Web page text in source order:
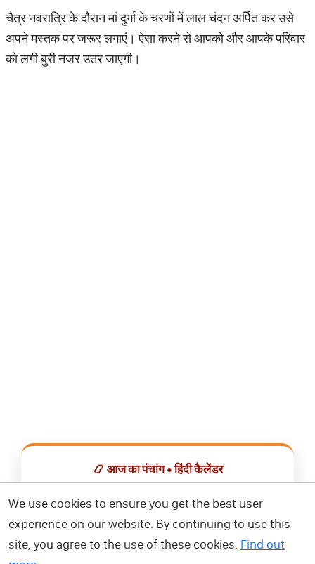
चैत्र नवरात्रि के दौरान मां दुर्गा के चरणों में लाल चंदन अर्पित कर उसे
अपने मस्तक पर जरूर लगाएं। ऐसा करने से आपको और आपके परिवार
को लगी बुरी नजर उतर जाएगी।
📿 आज का पंचांग • हिंदी कैलेंडर
📅 हिंदी कैलेंडर ऐप डाउनलोड करें
We use cookies to ensure you get the best user
experience on our website. By continuing to use this
site, you agree to the use of these cookies. Find out